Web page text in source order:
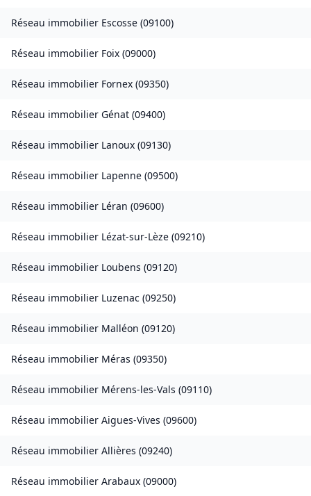
Réseau immobilier Escosse (09100)
Réseau immobilier Foix (09000)
Réseau immobilier Fornex (09350)
Réseau immobilier Génat (09400)
Réseau immobilier Lanoux (09130)
Réseau immobilier Lapenne (09500)
Réseau immobilier Léran (09600)
Réseau immobilier Lézat-sur-Lèze (09210)
Réseau immobilier Loubens (09120)
Réseau immobilier Luzenac (09250)
Réseau immobilier Malléon (09120)
Réseau immobilier Méras (09350)
Réseau immobilier Mérens-les-Vals (09110)
Réseau immobilier Aigues-Vives (09600)
Réseau immobilier Allières (09240)
Réseau immobilier Arabaux (09000)